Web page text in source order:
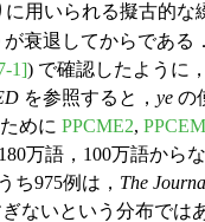
用いられる擬古的な
が衰退してからである．
1]) で確認したように
を参照すると， ye の
めに PPCME2,
万語，100万語か
ち975例は， The
ないという分布で